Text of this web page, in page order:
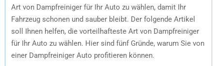
Art von Dampfreiniger für Ihr Auto zu wählen, damit Ihr
Fahrzeug schonen und sauber bleibt. Der folgende Artikel
soll Ihnen helfen, die vorteilhafteste Art von Dampfreiniger
für Ihr Auto zu wählen. Hier sind fünf Gründe, warum Sie von
einer Dampfreiniger Auto profitieren können.